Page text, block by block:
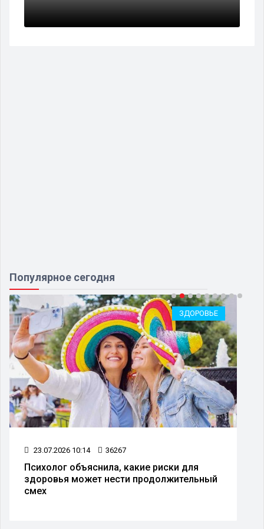
Популярное сегодня
ЗДОРОВЬЕ
23.07.2026 10:14 36267
Психолог объяснила, какие риски для
здоровья может нести продолжительный
смех